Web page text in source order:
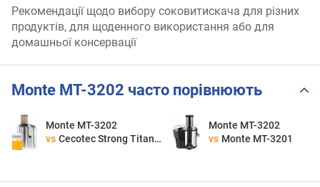
Рекомендації щодо вибору соковитискача для різних
продуктів, для щоденного використання або для
домашньої консервації
Monte MT-3202 часто порівнюють
Monte MT-3202
vs Cecotec Strong Titanium 19000 XXL
Monte MT-3202
vs Monte MT-3201